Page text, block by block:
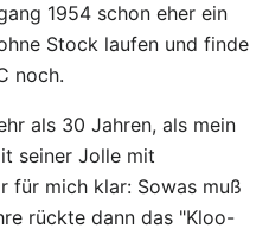
1954 schon eher ein
Stock laufen und finde
noch.
als 30 Jahren, als mein
seiner Jolle mit
für mich klar: Sowas muß
rückte dann das "Kloo-